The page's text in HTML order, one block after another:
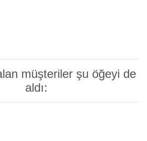
müşteriler şu öğeyi de
aldı: